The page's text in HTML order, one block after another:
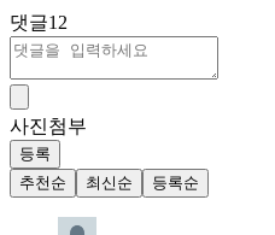
댓글12
사진첨부
등록
추천순
최신순 등록순